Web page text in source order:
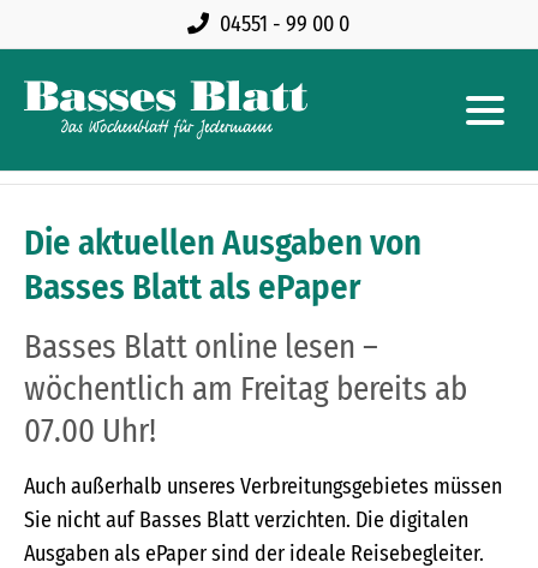
04551 - 99 00 0
Die aktuellen Ausgaben von
Basses Blatt als ePaper
Basses Blatt online lesen –
wöchentlich am Freitag bereits ab
07.00 Uhr!
Auch außerhalb unseres Verbreitungsgebietes müssen
Sie nicht auf Basses Blatt verzichten. Die digitalen
Ausgaben als ePaper sind der ideale Reisebegleiter.